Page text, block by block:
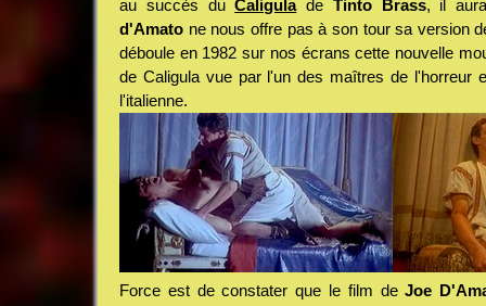
au succès duCaligulade Tinto Brass, il
d'Amato ne nous offre pas à son tour sa version
déboule en 1982 sur nos écrans cette nouvelle
de Caligula vue par l'un des maîtres de l'horreur
l'italienne.
Force est de constater que le film deJoe